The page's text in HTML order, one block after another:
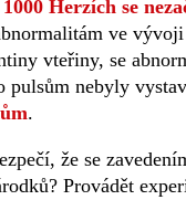
Herzích se
ve
vteřiny, se
pulsům nebyly
.
že se
Provádět